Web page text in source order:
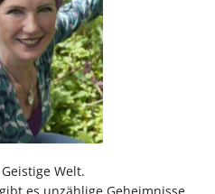
Welt.